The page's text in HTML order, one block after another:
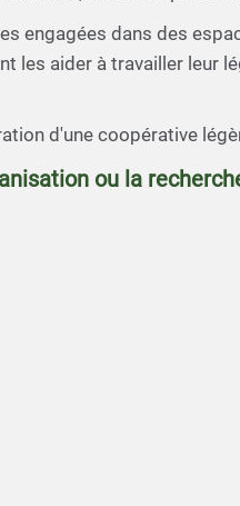
engagées dans des
les aider à travailler leur
d'une coopérative
ou la